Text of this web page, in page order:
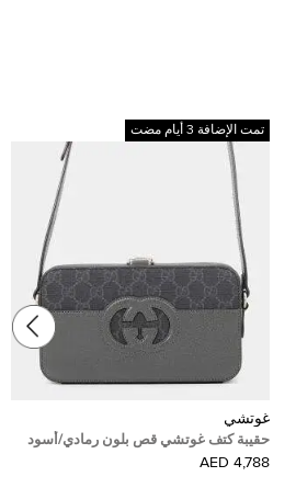
تمت الإضافة 3 أيام مضت
غوتشي
حقيبة كتف غوتشي قص بلون رمادي/أسود
جلد جي جي سوبريم
4,788 AED